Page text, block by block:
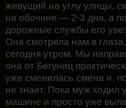
живущий на углу улицы,
на обочине — 2-3 дня, а
дорожные службы его
Она смотрела нам в
сегодня утром. Мы
она от Бегуниц
уже сменилась смена и,
не знает. Пока муж ходил
машине и просто уже